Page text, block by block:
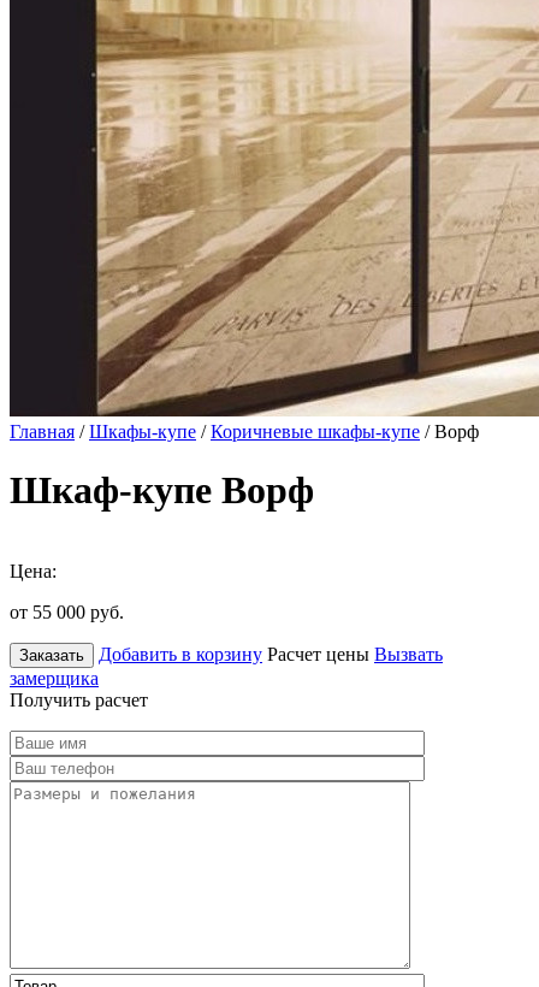
Главная /Шкафы-купе /Коричневые шкафы-купе / Ворф
Шкаф-купе Ворф
Цена:
от 55 000 руб.
Заказать Добавить в корзину Расчет цены Вызвать
замерщика
Получить расчет